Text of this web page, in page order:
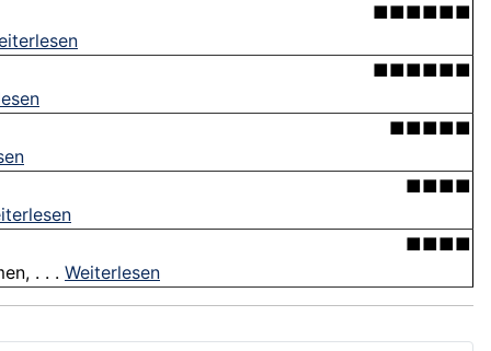
■■■■■■
■■■■■■
■■■■■
■■■■
■■■■
. . . Weiterlesen